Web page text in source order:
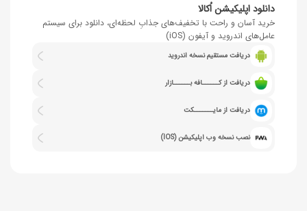
دانلود اپلیکیشن اُکالا
خرید آسان و راحت با تخفیف‌های جذابِ لحظه‌ای، دانلود برای سیستم
عامل‌های اندروید و آیفون (iOS)
دریافت مستقیم نسخه اندروید
دریافت از کــــــافه بــــــازار
دریافت از مایـــــــکت
نصب نسخه وب اپلیکیشن (IOS)